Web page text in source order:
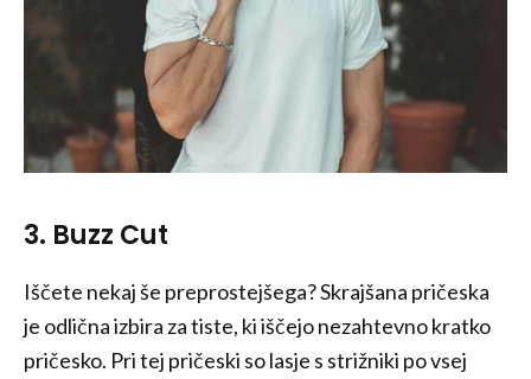
3. Buzz Cut
Iščete nekaj še preprostejšega? Skrajšana pričeska
je odlična izbira za tiste, ki iščejo nezahtevno kratko
pričesko. Pri tej pričeski so lasje s strižniki po vsej